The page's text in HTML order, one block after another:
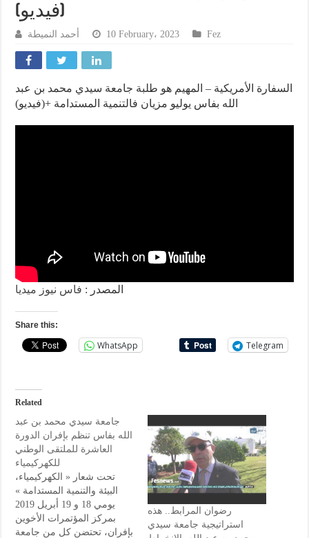
(فيديو)
أحمد النميطة 10 February، 2023 Fez
السفارة الأمريكية – المهيم هو طلبة جامعة سيدي محمد بن عبد
الله بفاس يوليو مزيان فالتنمية المستدامة +(فيديو)
المصدر : فاس نيوز ميديا
Share this:
WhatsApp Telegram
Related
جامعة سيدي محمد بن عبد
الله بفاس تنظم بإفران الدورة
العاشرة للملتقى الوطني
للكهركيمياء
تحت شعار « الكهركيمياء،
البيئة والتنمية المستدامة »
يومي 18 و 19 أبريل 2019
بمركز المؤتمرات الأخوين
بإفران، تحتضن كل من جامعة
رضوان المرابط.. هذه
استراتيجية جامعة سيدي